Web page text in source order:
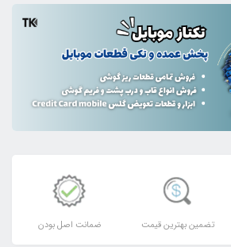
تضمین بهترین قیمت ضمانت اصل بودن